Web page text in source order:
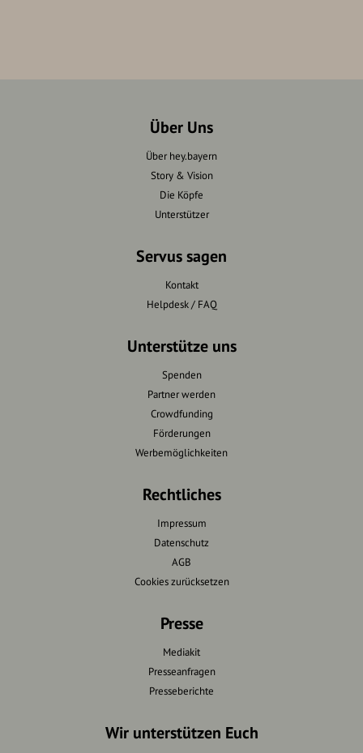
Über Uns
Über hey.bayern
Story & Vision
Die Köpfe
Unterstützer
Servus sagen
Kontakt
Helpdesk / FAQ
Unterstütze uns
Spenden
Partner werden
Crowdfunding
Förderungen
Werbemöglichkeiten
Rechtliches
Impressum
Datenschutz
AGB
Cookies zurücksetzen
Presse
Mediakit
Presseanfragen
Presseberichte
Wir unterstützen Euch